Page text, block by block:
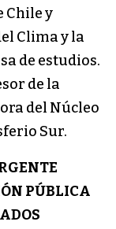
Chile y
Clima y la
de estudios.
de la
del Núcleo
Sur.
PÚBLICA